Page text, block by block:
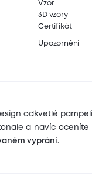
Vzor
3D vzory
Certifikát
Upozornění
odkvetlé
a navíc oceníte
vyprání.